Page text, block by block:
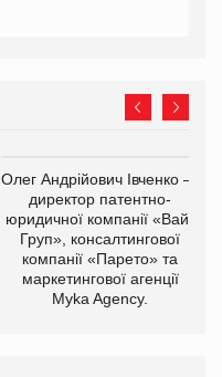
Олег Андрійович Івченко —
директор патентно-
юридичної компанії «Вайз
Груп», консалтингової
компанії «Парето» та
маркетингової агенції
Myka Agency.